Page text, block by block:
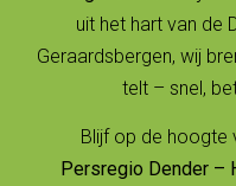
uit het hart van de
Geraardsbergen, wij
telt – snel,
Blijf op de hoogte
Persregio Dender –